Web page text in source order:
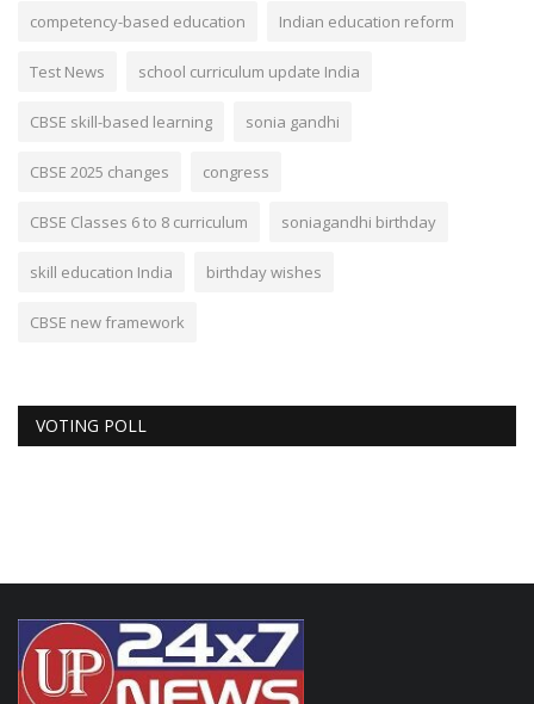
competency-based education Indian education reform
Test News school curriculum update India
CBSE skill-based learning sonia gandhi
CBSE 2025 changes congress
CBSE Classes 6 to 8 curriculum soniagandhi birthday
skill education India birthday wishes
CBSE new framework
VOTING POLL